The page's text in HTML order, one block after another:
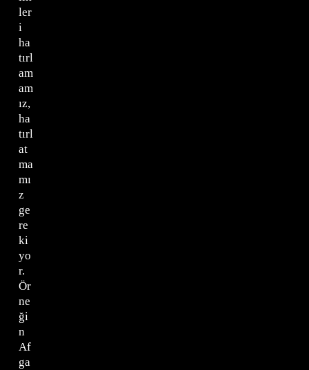
ler
i
ha
tırl
am
am
ız,
ha
tırl
at
ma
mı
z
ge
re
ki
yo
r.
Ör
ne
ği
n
Af
ga